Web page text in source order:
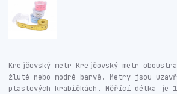
Krejčovský metr Krejčovský metr
žluté nebo modré barvě. Metry jsou
plastových krabičkách. Měřící délka je